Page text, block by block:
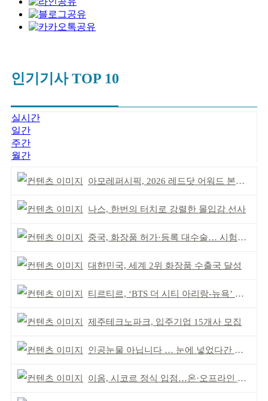
인기기사 TOP 10
실시간
일간
주간
월간
아모레퍼시픽, 2026 레드닷 어워드 본상 2개 수상
나스, 한번의 터치로 강렬한 몰입감 선사
중국, 화장품 허가·등록 대수술… 시험자료 공용 허용
대한민국, 세계 2위 화장품 수출국 달성
티르티르, ‘BTS 더 시티 아리랑-뉴욕’ 참여
제주테크노파크, 입주기업 15개사 모집
인공눈물 아닙니다 … 눈에 넣었다간 각막 손상
이옴, 시코르 정식 입점…온·오프라인 유통망 확대